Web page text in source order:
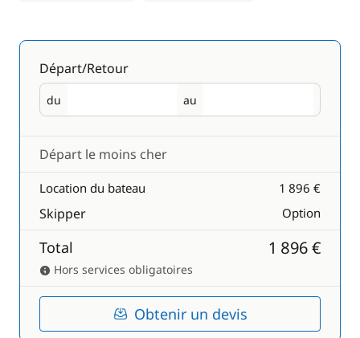
Départ/Retour
du
Départ au
Retour
Départ le moins cher
Location du bateau 1 896 €
Skipper Option
Total 1 896 €
Hors services obligatoires
Obtenir un devis